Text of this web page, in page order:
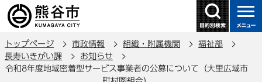
の
ー
ジ
トップページ 市政情報 組織・附属機関
福祉部
長寿いきがい課
お知らせ
令和8年度地域密着型サービス事業者の公募について（大里広域市